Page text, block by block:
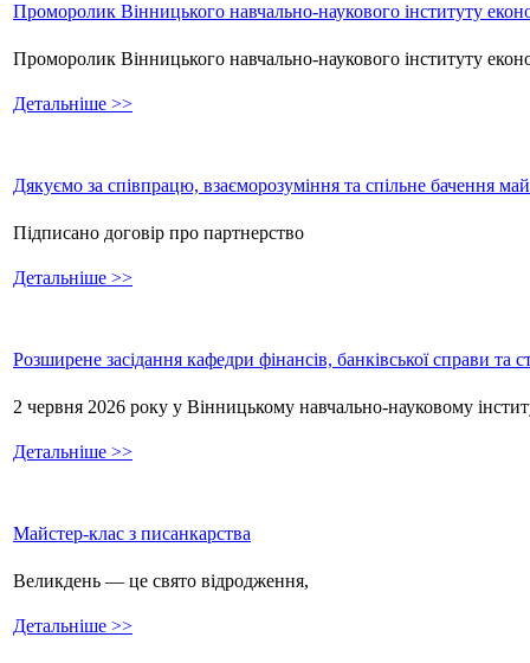
Проморолик Вінницького навчально-наукового інституту
Проморолик Вінницького навчально-наукового інституту
Детальніше >>
Дякуємо за співпрацю, взаєморозуміння та спільне бачення
Підписано договір про партнерство
Детальніше >>
Розширене засідання кафедри фінансів, банківської справи та
2 червня 2026 року у Вінницькому навчально-науковому
Детальніше >>
Майстер-клас з писанкарства
Великдень — це свято відродження,
Детальніше >>